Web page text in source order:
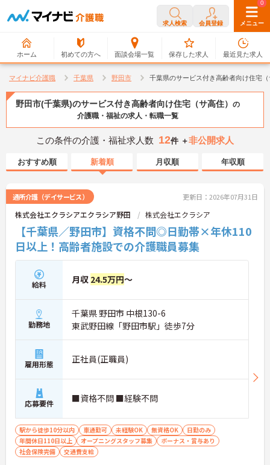
求人検索 会員登録 メニュー
ホーム 初めての方へ 面談会場一覧
0
保存した求人
0
最近見た求人
マイナビ介護職 千葉県 野田市 千葉県のサービス付き高齢者向け住宅
野田市(千葉県)のサービス付き高齢者向け住宅（サ高住） の
介護職・福祉の求人・転職一覧
この条件の介護・福祉求人数 12件 ＋非公開求人
おすすめ順 新着順 月収順 年収順
通所介護（デイサービス） 更新日：2026年07月31日
株式会社エクラシアエクラシア野田 株式会社エクラシア
【千葉県／野田市】資格不問◎日勤帯×年休110
日以上！高齢者施設での介護職員募集
給料 月収 24.5万円～
勤務地
千葉県 野田市 中根130-6
東武野田線「野田市駅」徒歩7分
雇用形態 正社員(正職員)
応募要件 ■資格不問 ■経験不問
駅から徒歩10分以内 車通勤可 未経験OK 無資格OK
日勤のみ
年間休日110日以上
オープニングスタッフ募集
ボーナス・賞与あり
社会保険完備
交通費支給